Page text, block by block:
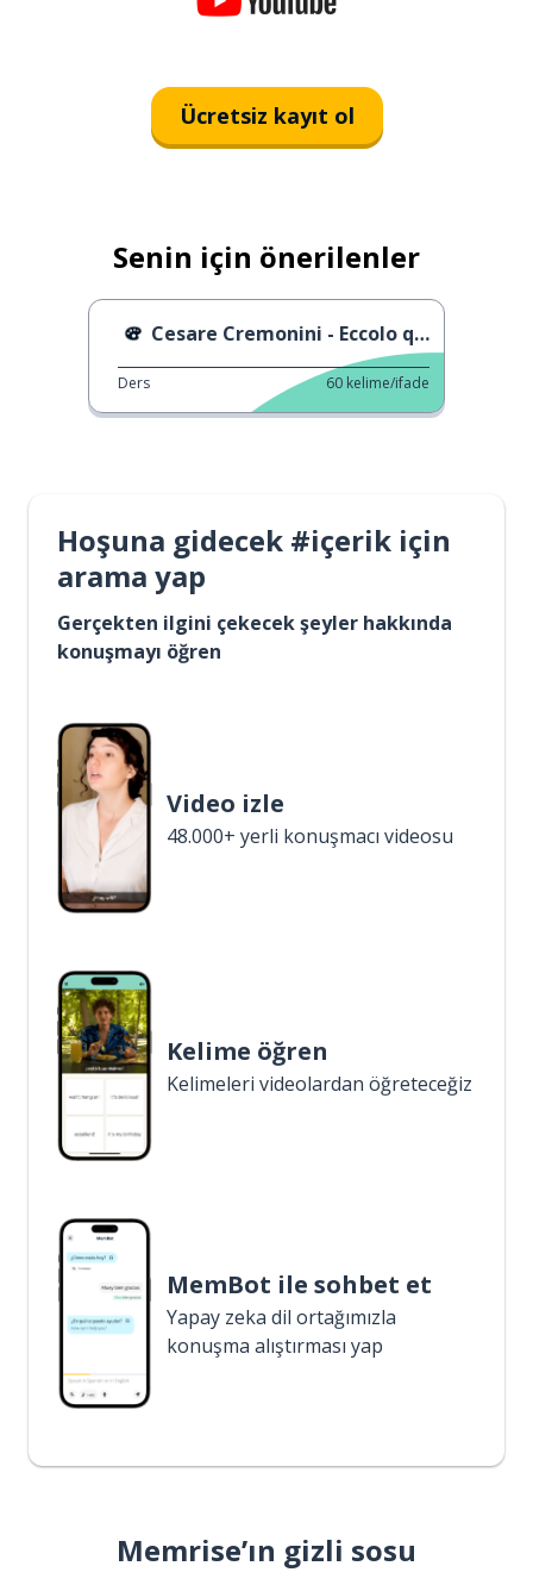
Ücretsiz kayıt ol
Senin için önerilenler
Cesare Cremonini - Eccolo qua il Natale
Ders 60 kelime/ifade
Hoşuna gidecek #içerik için
arama yap
Gerçekten ilgini çekecek şeyler hakkında
konuşmayı öğren
Video izle
48.000+ yerli konuşmacı videosu
Kelime öğren
Kelimeleri videolardan öğreteceğiz
MemBot ile sohbet et
Yapay zeka dil ortağımızla
konuşma alıştırması yap
Memrise’ın gizli sosu